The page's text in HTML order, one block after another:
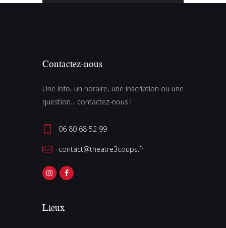
Contactez-nous
Une info, un horaire, une inscription ou une
question... contactez-nous !
06 80 68 52 99
contact@theatre3coups.fr
Lieux